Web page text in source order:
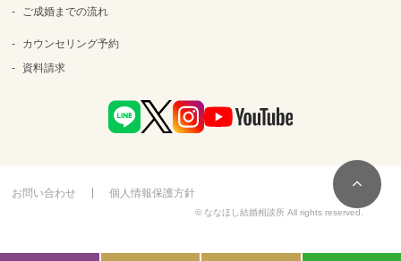
ご成婚までの流れ
カウンセリング予約
資料請求
お問い合わせ 個人情報保護方針
© ななほし結婚相談所 All rights reserved.